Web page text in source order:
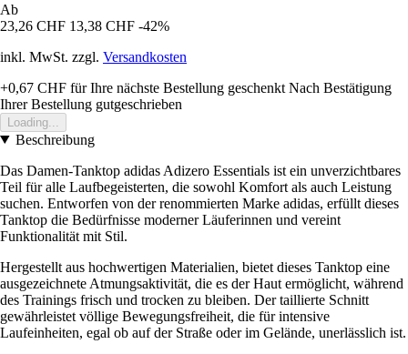
Ab
23,26 CHF 13,38 CHF -42%
inkl. MwSt. zzgl. Versandkosten
+0,67 CHF für Ihre nächste Bestellung geschenkt Nach Bestätigung
Ihrer Bestellung gutgeschrieben
Loading...
Beschreibung
Das Damen-Tanktop adidas Adizero Essentials ist ein unverzichtbares
Teil für alle Laufbegeisterten, die sowohl Komfort als auch Leistung
suchen. Entworfen von der renommierten Marke adidas, erfüllt dieses
Tanktop die Bedürfnisse moderner Läuferinnen und vereint
Funktionalität mit Stil.
Hergestellt aus hochwertigen Materialien, bietet dieses Tanktop eine
ausgezeichnete Atmungsaktivität, die es der Haut ermöglicht, während
des Trainings frisch und trocken zu bleiben. Der taillierte Schnitt
gewährleistet völlige Bewegungsfreiheit, die für intensive
Laufeinheiten, egal ob auf der Straße oder im Gelände, unerlässlich ist.